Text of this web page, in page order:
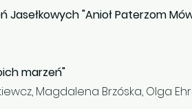
"Anioł Paterzom
marzeń"
Magdalena Brzóska, Olga